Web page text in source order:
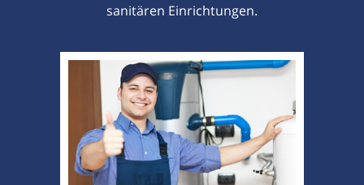
sanitären Einrichtungen.